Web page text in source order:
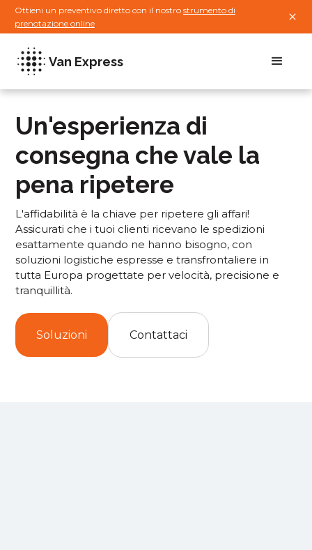
Ottieni un preventivo diretto con il nostro strumento di
prenotazione online
Van Express
Un'esperienza di
consegna che vale la
pena ripetere
L'affidabilità è la chiave per ripetere gli affari!
Assicurati che i tuoi clienti ricevano le spedizioni
esattamente quando ne hanno bisogno, con
soluzioni logistiche espresse e transfrontaliere in
tutta Europa progettate per velocità, precisione e
tranquillità.
Soluzioni Contattaci